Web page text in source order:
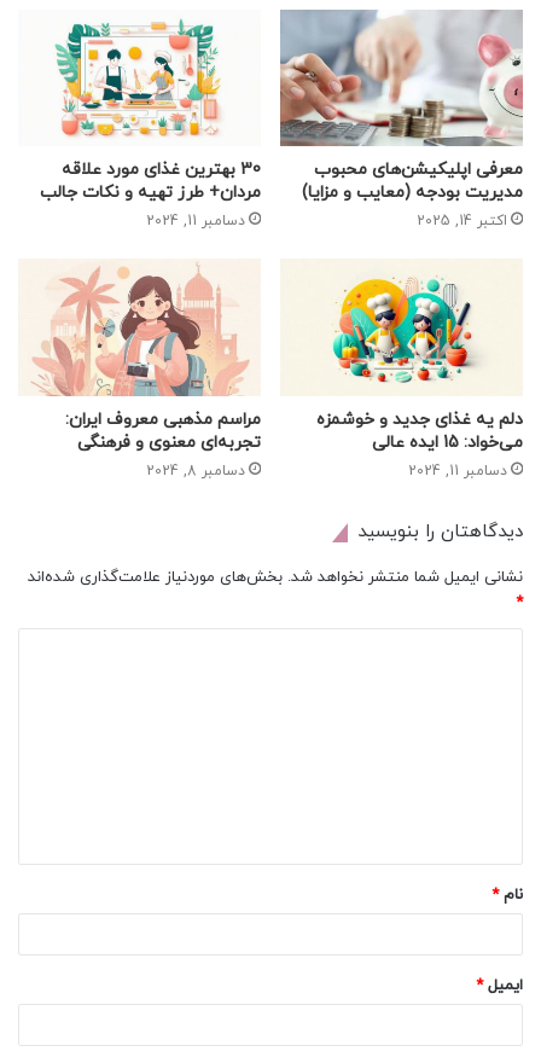
معرفی اپلیکیشن‌های محبوب
مدیریت بودجه (معایب و مزایا)
اکتبر 14, 2025
30 بهترین غذای مورد علاقه
مردان+ طرز تهیه و نکات جالب
دسامبر 11, 2024
دلم یه غذای جدید و خوشمزه
می‌خواد: 15 ایده عالی
دسامبر 11, 2024
مراسم مذهبی معروف ایران:
تجربه‌ای معنوی و فرهنگی
دسامبر 8, 2024
دیدگاهتان را بنویسید
نشانی ایمیل شما منتشر نخواهد شد. بخش‌های موردنیاز علامت‌گذاری شده‌اند
*
*
نام*
ایمیل*